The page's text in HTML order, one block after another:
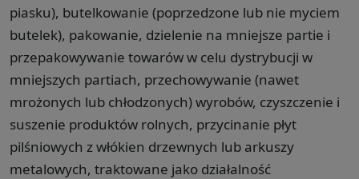
piasku), butelkowanie (poprzedzone lub nie myciem
butelek), pakowanie, dzielenie na mniejsze partie i
przepakowywanie towarów w celu dystrybucji w
mniejszych partiach, przechowywanie (nawet
mrożonych lub chłodzonych) wyrobów, czyszczenie i
suszenie produktów rolnych, przycinanie płyt
pilśniowych z włókien drzewnych lub arkuszy
metalowych, traktowane jako działalność